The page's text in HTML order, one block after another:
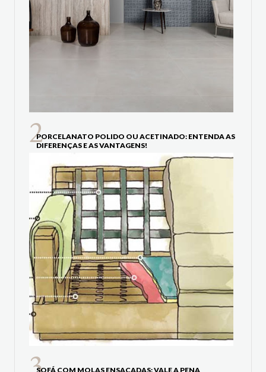
PORCELANATO POLIDO OU ACETINADO: ENTENDA AS
DIFERENÇAS E AS VANTAGENS!
SOFÁ COM MOLAS ENSACADAS: VALE A PENA